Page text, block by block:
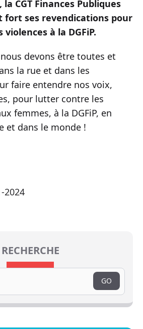
CGT Finances Publiques
fort ses revendications pour
à la DGFiP.
devons être toutes et
la rue et dans les
faire entendre nos voix,
pour lutter contre les
femmes, à la DGFiP, en
et dans le monde !
2024
RECHERCHE
GO